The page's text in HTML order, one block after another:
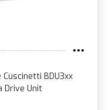
BDU3xx
Drive Unit